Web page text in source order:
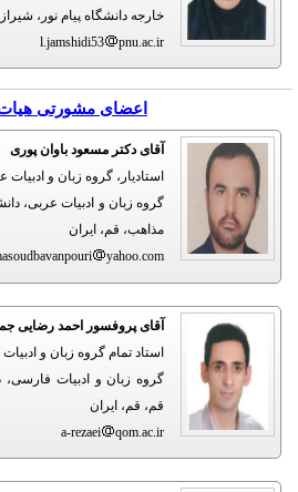
خارجه دانشگاه پیام نور، شیراز،
l.jamshidi53
pnu.ac.ir
اعضای مشورتی هیات
آقای دکتر مسعود باوان پوری
استادیار، گروه زبان و ادبیات عربی
گروه زبان و ادبیات عربی،
مذاهب، قم، ایران
masoudbavanpouri
yahoo.com
آقای پروفسور احمد رضایی
استاد تمام گروه زبان و ادبیات
گروه زبان و ادبیات فارسی،
قم، قم، ایران
a-rezaei
qom.ac.ir